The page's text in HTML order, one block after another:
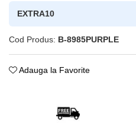
EXTRA10
Cod Produs: B-8985PURPLE
Adauga la Favorite